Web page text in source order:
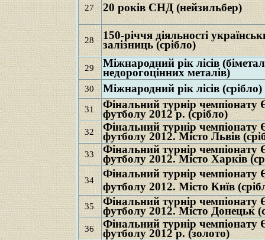
27 20 років СНД (нейзильбер)
28 150-річчя діяльності
залізниць (срібло)
29 Міжнародний рік лісів
недорогоцінних металів)
30 Міжнародний рік лісів (срібло)
31 Фінальний турнір чемпіонату
футболу 2012 р. (срібло)
32 Фінальний турнір чемпіонату
футболу 2012. Місто Львів
33 Фінальний турнір чемпіонату
футболу 2012. Місто Харків
34
Фінальний турнір чемпіонату
футболу 2012. Місто Київ
35 Фінальний турнір чемпіонату
футболу 2012. Місто Донецьк
36 Фінальний турнір чемпіонату
футболу 2012 р. (золото)